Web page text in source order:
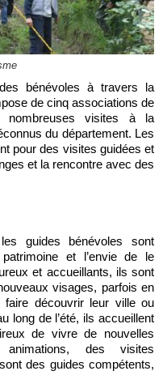
de cinq associations de
nombreuses visites à la
du département. Les
pour des visites guidées et
et la rencontre avec des
les guides bénévoles sont
et l’envie de le
et accueillants, ils sont
visages, parfois en
faire découvrir leur ville ou
long de l’été, ils accueillent
de vivre de nouvelles
des visites
des guides compétents,